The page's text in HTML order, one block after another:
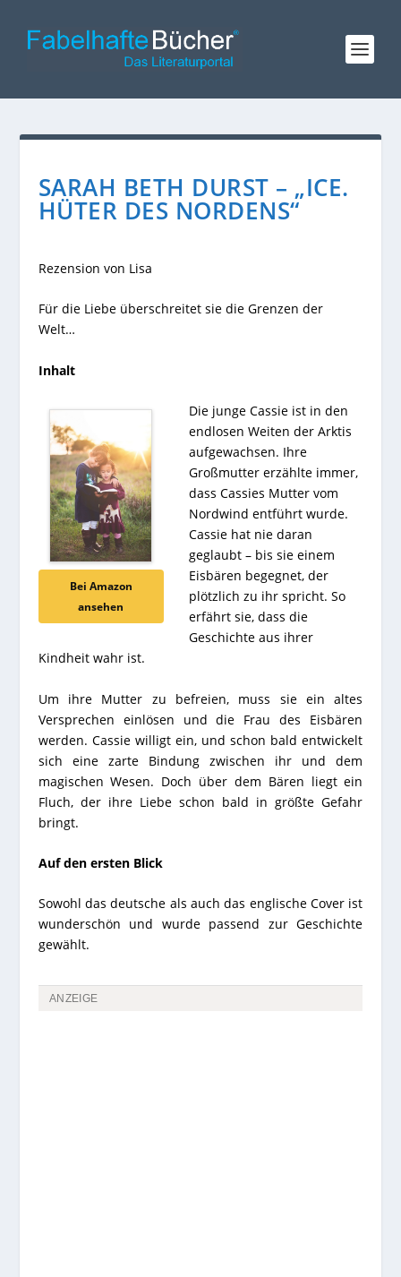
SARAH BETH DURST – „ICE.
HÜTER DES NORDENS“
Rezension von Lisa
Für die Liebe überschreitet sie die Grenzen der
Welt…
Inhalt
Bei Amazon
ansehen
Die junge Cassie ist in den
endlosen Weiten der Arktis
aufgewachsen. Ihre
Großmutter erzählte immer,
dass Cassies Mutter vom
Nordwind entführt wurde.
Cassie hat nie daran
geglaubt – bis sie einem
Eisbären begegnet, der
plötzlich zu ihr spricht. So
erfährt sie, dass die
Geschichte aus ihrer
Kindheit wahr ist.
Um ihre Mutter zu befreien, muss sie ein altes
Versprechen einlösen und die Frau des Eisbären
werden. Cassie willigt ein, und schon bald entwickelt
sich eine zarte Bindung zwischen ihr und dem
magischen Wesen. Doch über dem Bären liegt ein
Fluch, der ihre Liebe schon bald in größte Gefahr
bringt.
Auf den ersten Blick
Sowohl das deutsche als auch das englische Cover ist
wunderschön und wurde passend zur Geschichte
gewählt.
ANZEIGE